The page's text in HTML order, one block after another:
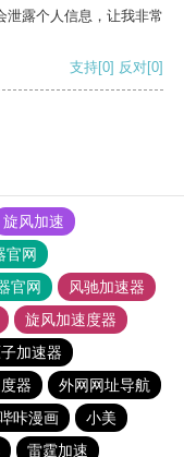
泄露个人信息，让我非常
支持[0] 反对[0]
旋风加速
官网
官网
风驰加速器
旋风加速度器
加速器
器
外网网址导航
咔漫画
小美
雷霆加速